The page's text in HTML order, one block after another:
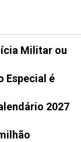
Militar ou
Especial é
2027